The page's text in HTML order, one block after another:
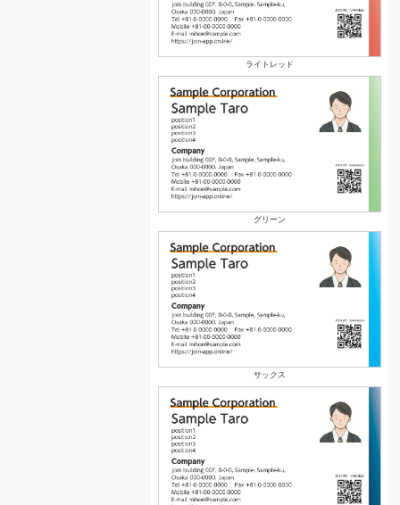
ライトレッド
グリーン
サックス